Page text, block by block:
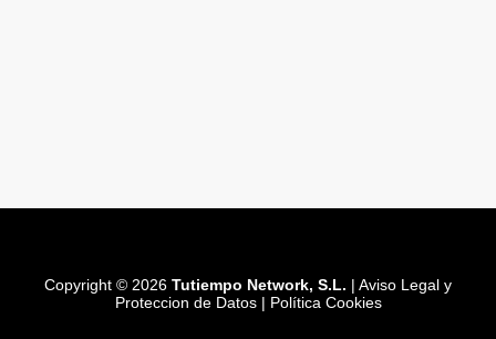
Copyright © 2026 Tutiempo Network, S.L. | Aviso Legal y
Proteccion de Datos| Política Cookies